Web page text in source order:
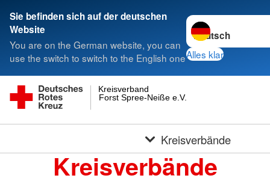
Sie befinden sich auf der deutschen
Website
You are on the German website, you can
use the switch to switch to the English one
Sprache wechseln
Alles klar
Forst Spree-Neiße e.V.
Kreisverband
Kreisverbände
Kreisverbände